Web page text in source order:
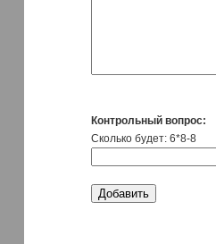
Контрольный вопрос:
Сколько будет: 6*8-8